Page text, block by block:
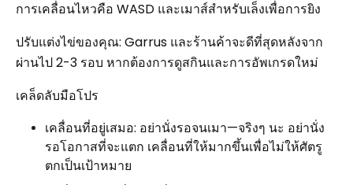
การเคลื่อนไหวคือ WASD และเมาส์สำหรับเล็งเพื่อการยิง
ปรับแต่งไข่ของคุณ: Garrus และร้านค้าจะดีที่สุดหลังจาก
ผ่านไป 2-3 รอบ หากต้องการดูสกินและการอัพเกรดใหม่
เคล็ดลับมือโปร
เคลื่อนที่อยู่เสมอ: อย่านั่งรอจนเมา—จริงๆ นะ อย่านั่ง
รอโอกาสที่จะแตก เคลื่อนที่ให้มากขึ้นเพื่อไม่ให้ศัตรู
ตกเป็นเป้าหมาย